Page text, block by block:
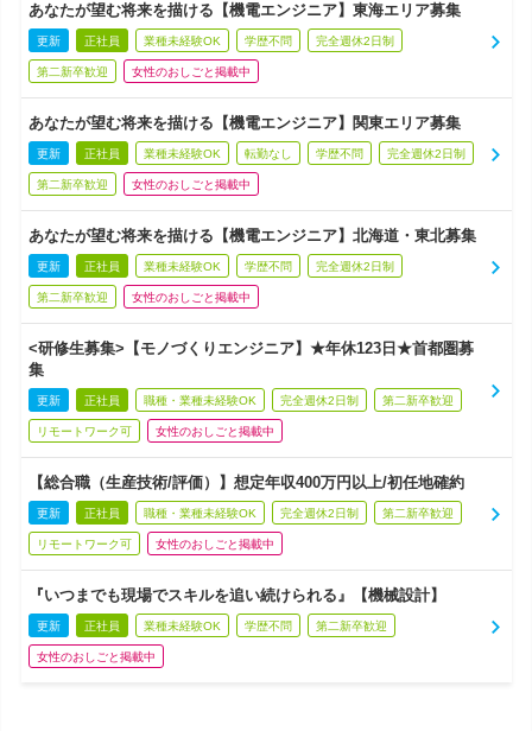
あなたが望む将来を描ける【機電エンジニア】東海エリア募集
更新 正社員 業種未経験OK 学歴不問 完全週休2日制
第二新卒歓迎 女性のおしごと掲載中
あなたが望む将来を描ける【機電エンジニア】関東エリア募集
更新 正社員 業種未経験OK 転勤なし 学歴不問 完全週休2日制
第二新卒歓迎 女性のおしごと掲載中
あなたが望む将来を描ける【機電エンジニア】北海道・東北募集
更新 正社員 業種未経験OK 学歴不問 完全週休2日制
第二新卒歓迎 女性のおしごと掲載中
<研修生募集>【モノづくりエンジニア】★年休123日★首都圏募
集
更新 正社員 職種・業種未経験OK 完全週休2日制 第二新卒歓迎
リモートワーク可 女性のおしごと掲載中
【総合職（生産技術/評価）】想定年収400万円以上/初任地確約
更新 正社員 職種・業種未経験OK 完全週休2日制 第二新卒歓迎
リモートワーク可 女性のおしごと掲載中
『いつまでも現場でスキルを追い続けられる』【機械設計】
更新 正社員 業種未経験OK 学歴不問 第二新卒歓迎
女性のおしごと掲載中